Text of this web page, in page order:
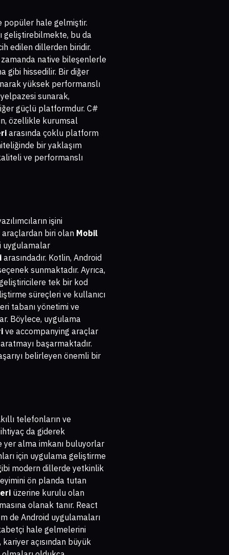
hale gelmiştir.
geliştirebilmekte, bu da
edilen dillerden biridir.
zamanda native bileşenlerle
gibi hissedilir. Bir diğer
yüksek performanslı
sunarak,
güçlü platformdur. C#
özellikle kurumsal
arasında çoklu platform
bir yaklaşım
ve performanslı
işini
biri olan Mobil
uygulamalar
arasındadır. Kotlin, Android
sunmaktadır. Ayrıca,
tek bir kod
süreçleri ve kullanıcı
tabanı yönetimi ve
Böylece, uygulama
ve accompanying araçlar
başarmaktadır.
belirleyen önemli bir
telefonların ve
da giderek
yer alma imkanı buluyorlar
için uygulama geliştirme
modern dillerde yetkinlik
ön planda tutan
üzerine kurulu olan
olanak tanır. React
de Android uygulamaları
hale gelmelerini
açısından büyük